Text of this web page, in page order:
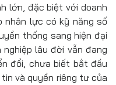
lớn, đặc biệt với doanh
nhân lực có kỹ năng số
thống sang hiện đại
nghiệp lâu đời vẫn đang
đổi, chưa biết bắt đầu
và quyền riêng tư của